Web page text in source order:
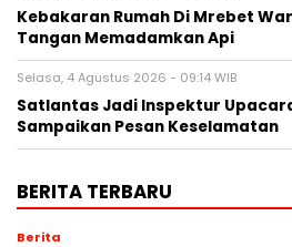
Kebakaran Rumah Di Mrebet
Tangan Memadamkan Api
Selasa, 4 Agustus 2026 - 09:14 WIB
Satlantas Jadi Inspektur
Sampaikan Pesan Keselamatan
BERITA TERBARU
Berita